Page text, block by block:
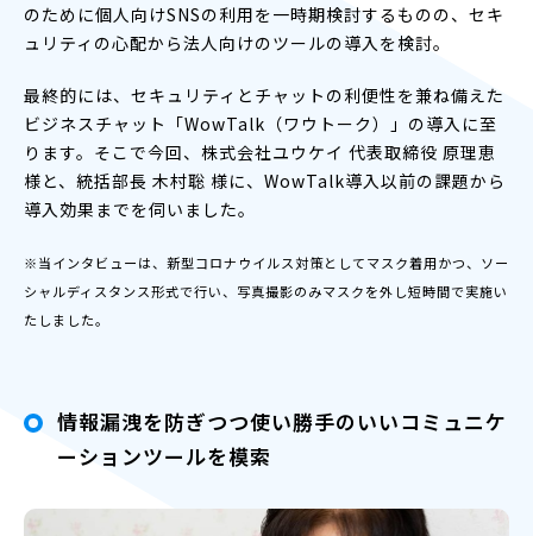
のために個人向けSNSの利用を一時期検討するものの、セキ
ュリティの心配から法人向けのツールの導入を検討。
最終的には、セキュリティとチャットの利便性を兼ね備えた
ビジネスチャット「WowTalk（ワウトーク）」の導入に至
ります。そこで今回、株式会社ユウケイ 代表取締役 原理恵
様と、統括部長 木村聡 様に、WowTalk導入以前の課題から
導入効果までを伺いました。
※当インタビューは、新型コロナウイルス対策としてマスク着用かつ、ソー
シャルディスタンス形式で行い、写真撮影のみマスクを外し短時間で実施い
たしました。
情報漏洩を防ぎつつ使い勝手のいいコミュニケ
ーションツールを模索